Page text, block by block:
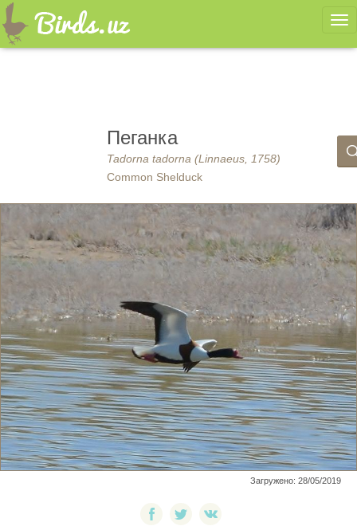
Пеганка
Tadorna tadorna (Linnaeus, 1758)
Common Shelduck
Загружено: 28/05/2019